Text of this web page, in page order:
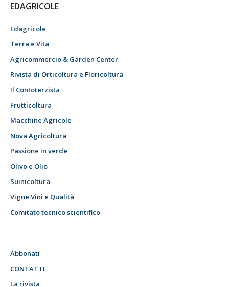
EDAGRICOLE
Edagricole
Terra e Vita
Agricommercio & Garden Center
Rivista di Orticoltura e Floricoltura
Il Contoterzista
Frutticoltura
Macchine Agricole
Nova Agricoltura
Passione in verde
Olivo e Olio
Suinicoltura
Vigne Vini e Qualità
Comitato tecnico scientifico
Abbonati
CONTATTI
La rivista